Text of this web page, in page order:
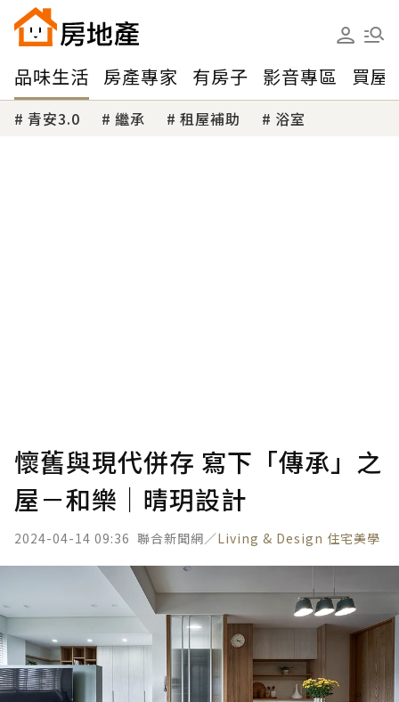
品味生活 房產專家 有房子 影音專區 買屋
青安3.0 繼承 租屋補助 浴室
懷舊與現代併存 寫下「傳承」之
屋－和樂｜晴玥設計
2024-04-14 09:36 聯合新聞網／Living & Design 住宅美學